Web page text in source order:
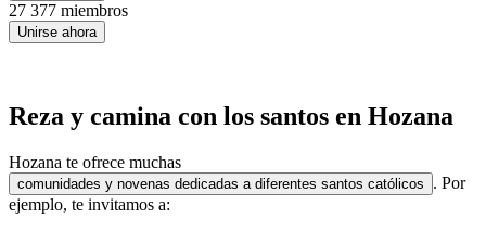
27 377 miembros
Unirse ahora
Reza y camina con los santos en Hozana
Hozana te ofrece muchas
comunidades y novenas dedicadas a diferentes santos católicos
. Por
ejemplo, te invitamos a: